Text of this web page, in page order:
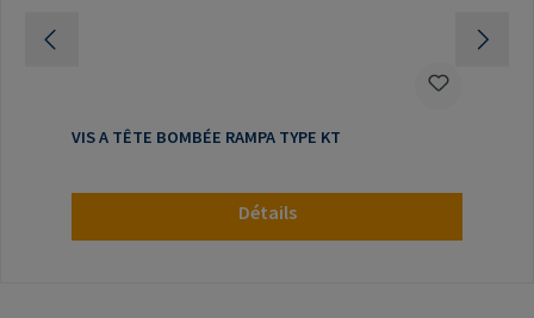
VIS A TÊTE BOMBÉE RAMPA TYPE KT
Détails